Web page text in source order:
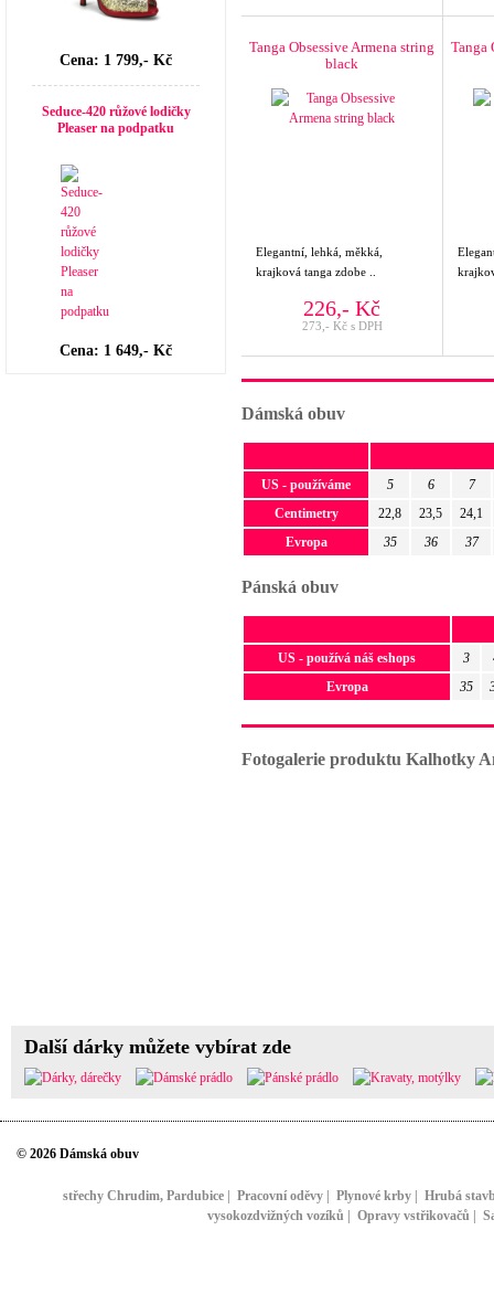
Cena: 1 799,- Kč
Seduce-420 růžové lodičky
Pleaser na podpatku
Cena: 1 649,- Kč
Tanga Obsessive Armena string
black
Elegantní, lehká, měkká,
krajková tanga zdobe ..
226,- Kč
273,- Kč s DPH
Tanga
Dámská obuv
US - používáme 5 6
7
Centimetry
22,8 23,5
24,1
Evropa
35 36 37
Pánská obuv
US - používá náš eshops 3
Evropa
35
Fotogalerie produktu Kalhotky
Další dárky můžete vybírat zde
© 2026 Dámská obuv
střechy Chrudim, Pardubice| Pracovní oděvy| Plynové krby| Hrubá
vysokozdvižných vozíků
Opravy vstřikovačů